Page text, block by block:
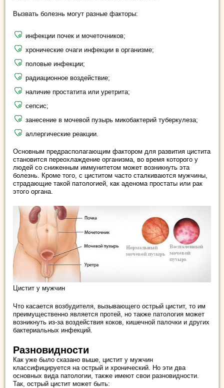
Вызвать болезнь могут разные факторы:
инфекции почек и мочеточников;
хронические очаги инфекции в организме;
половые инфекции;
радиационное воздействие;
наличие простатита или уретрита;
сепсис;
занесение в мочевой пузырь микобактерий туберкулеза;
аллергические реакции.
Основным предрасполагающим фактором для развития цистита
становится переохлаждение организма, во время которого у
людей со сниженным иммунитетом может возникнуть эта
болезнь. Кроме того, с циститом часто сталкиваются мужчины,
страдающие такой патологией, как аденома простаты или рак
этого органа.
Цистит у мужчин
Что касается возбудителя, вызывающего острый цистит, то им
преимущественно является протей, но также патология может
возникнуть из-за воздействия коков, кишечной палочки и других
бактериальных инфекций.
Разновидности
Как уже было сказано выше, цистит у мужчин
классифицируется на острый и хронический. Но эти два
основных вида патологии, также имеют свои разновидности.
Так, острый цистит может быть: